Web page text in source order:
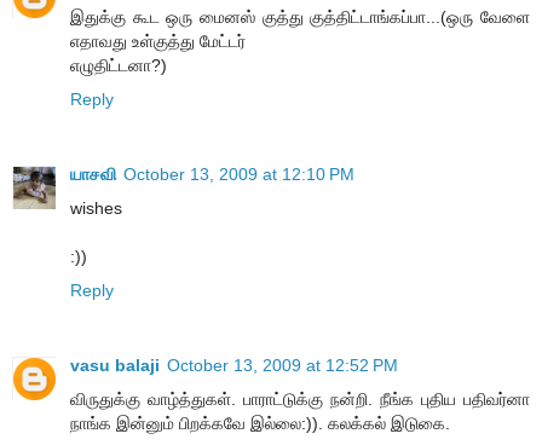
இதுக்கு கூட ஒரு மைனஸ் குத்து குத்திட்டாங்கப்பா...(ஒரு வேளை
எதாவது உள்குத்து மேட்டர்
எழுதிட்டனா?)
Reply
யாசவி October 13, 2009 at 12:10 PM
wishes
:))
Reply
vasu balaji October 13, 2009 at 12:52 PM
விருதுக்கு வாழ்த்துகள். பாராட்டுக்கு நன்றி. நீங்க புதிய பதிவர்னா
நாங்க இன்னும் பிறக்கவே இல்லை:)). கலக்கல் இடுகை.